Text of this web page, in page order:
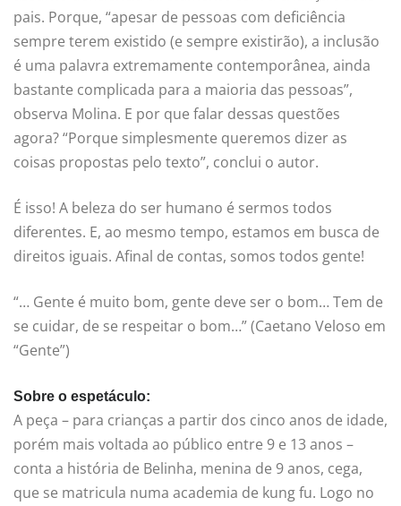
pais. Porque, “apesar de pessoas com deficiência
sempre terem existido (e sempre existirão), a inclusão
é uma palavra extremamente contemporânea, ainda
bastante complicada para a maioria das pessoas”,
observa Molina. E por que falar dessas questões
agora? “Porque simplesmente queremos dizer as
coisas propostas pelo texto”, conclui o autor.
É isso! A beleza do ser humano é sermos todos
diferentes. E, ao mesmo tempo, estamos em busca de
direitos iguais. Afinal de contas, somos todos gente!
“… Gente é muito bom, gente deve ser o bom… Tem de
se cuidar, de se respeitar o bom…” (Caetano Veloso em
“Gente”)
Sobre o espetáculo:
A peça – para crianças a partir dos cinco anos de idade,
porém mais voltada ao público entre 9 e 13 anos –
conta a história de Belinha, menina de 9 anos, cega,
que se matricula numa academia de kung fu. Logo no